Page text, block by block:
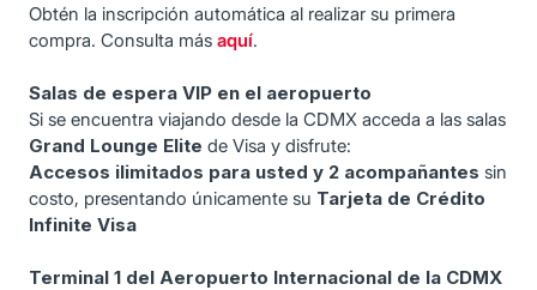
Obtén la inscripción automática al realizar su primera
compra. Consulta más aquí.
Salas de espera VIP en el aeropuerto
Si se encuentra viajando desde la CDMX acceda a las salas
Grand Lounge Elite de Visa y disfrute:
Accesos ilimitados para usted y 2 acompañantes sin
costo, presentando únicamente su Tarjeta de Crédito
Infinite Visa
Terminal 1 del Aeropuerto Internacional de la CDMX